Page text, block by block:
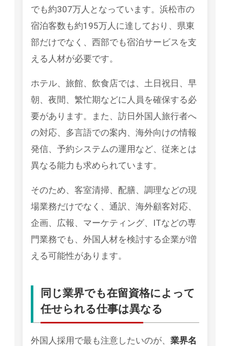
でも約307万人となっています。浜松市の
宿泊客数も約195万人に達しており、県東
部だけでなく、西部でも宿泊サービスを支
える人材が必要です。
ホテル、旅館、飲食店では、土日祝日、早
朝、夜間、繁忙期などに人員を確保する必
要があります。また、訪日外国人旅行者へ
の対応、多言語での案内、海外向けの情報
発信、予約システムの運用など、従来とは
異なる能力も求められています。
そのため、客室清掃、配膳、調理などの現
場業務だけでなく、通訳、海外顧客対応、
企画、広報、マーケティング、ITなどの専
門業務でも、外国人材を検討する企業が増
える可能性があります。
同じ業界でも在留資格によって
任せられる仕事は異なる
外国人採用で最も注意したいのが、 業界名